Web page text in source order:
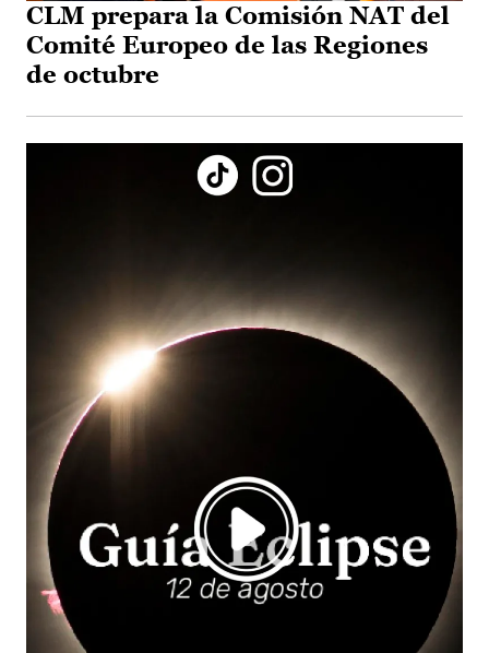
CLM prepara la Comisión NAT del
Comité Europeo de las Regiones
de octubre